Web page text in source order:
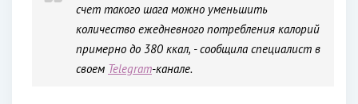
счет такого шага можно уменьшить
количество ежедневного потребления калорий
примерно до 380 ккал, - сообщила специалист в
своем Telegram-канале.